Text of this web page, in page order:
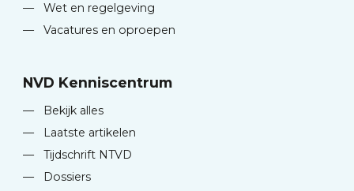
—
Wet en regelgeving
—
Vacatures en oproepen
NVD Kenniscentrum
—
Bekijk alles
—
Laatste artikelen
—
Tijdschrift NTVD
—
Dossiers